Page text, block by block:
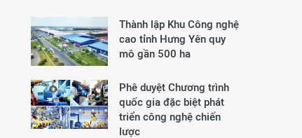
Thành lập Khu Công nghệ
cao tỉnh Hưng Yên quy
mô gần 500 ha
Phê duyệt Chương trình
quốc gia đặc biệt phát
triển công nghệ chiến
lược